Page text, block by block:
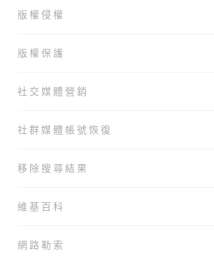
版權侵權
版權保護
社交媒體營銷
社群媒體帳號恢復
移除搜尋結果
維基百科
網路勒索